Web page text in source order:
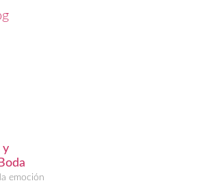
y
emoción